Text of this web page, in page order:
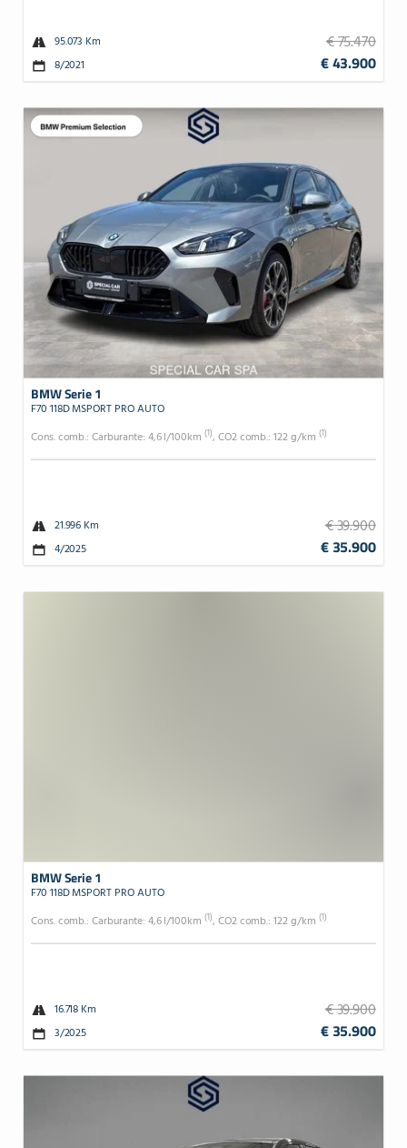
95.073 Km
8/2021
€ 75.470
€ 43.900
BMW Serie 1
F70 118D MSPORT PRO AUTO
Cons. comb.: Carburante: 4,6 l/100km (1), CO2 comb.: 122 g/km (1)
21.996 Km
4/2025
€ 39.900
€ 35.900
BMW Serie 1
F70 118D MSPORT PRO AUTO
Cons. comb.: Carburante: 4,6 l/100km (1), CO2 comb.: 122 g/km (1)
16.718 Km
3/2025
€ 39.900
€ 35.900